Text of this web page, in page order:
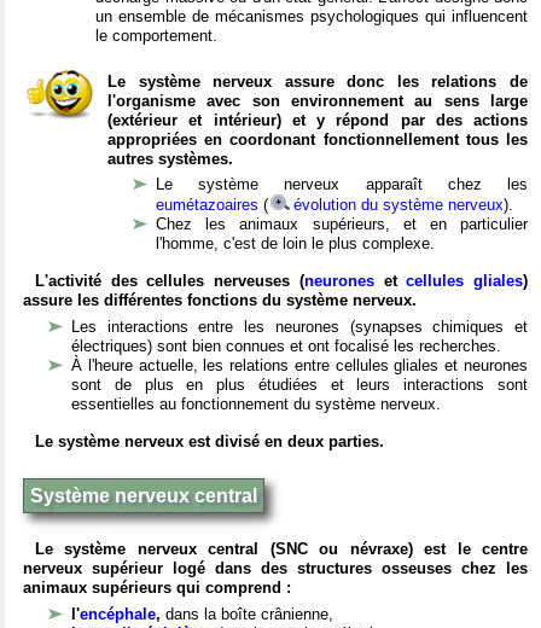
un ensemble de mécanismes psychologiques qui influencent
le comportement.
Le système nerveux assure donc les relations de
l'organisme avec son environnement au sens large
(extérieur et intérieur) et y répond par des actions
appropriées en coordonant fonctionnellement tous les
autres systèmes.
Le système nerveux apparaît chez les
eumétazoaires ( évolution du système nerveux).
Chez les animaux supérieurs, et en particulier
l'homme, c'est de loin le plus complexe.
L'activité des cellules nerveuses (neuronesetcellules gliales)
assure les différentes fonctions du système nerveux.
Les interactions entre les neurones (synapses chimiques et
électriques) sont bien connues et ont focalisé les recherches.
À l'heure actuelle, les relations entre cellules gliales et neurones
sont de plus en plus étudiées et leurs interactions sont
essentielles au fonctionnement du système nerveux.
Le système nerveux est divisé en deux parties.
Système nerveux central
Le système nerveux central (SNC ou névraxe) est le centre
nerveux supérieur logé dans des structures osseuses chez les
animaux supérieurs qui comprend :
l'encéphale, dans la boîte crânienne,